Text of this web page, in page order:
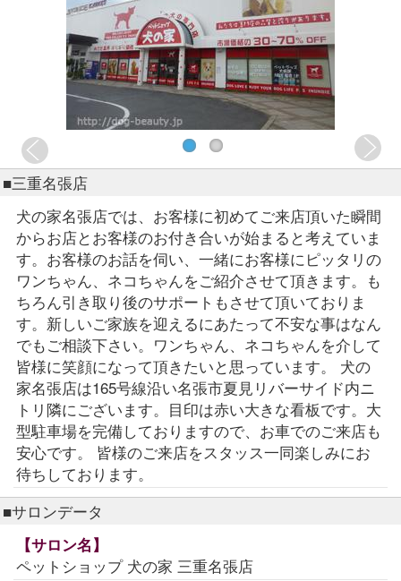
■三重名張店
犬の家名張店では、お客様に初めてご来店頂いた瞬間
からお店とお客様のお付き合いが始まると考えていま
す。お客様のお話を伺い、一緒にお客様にピッタリの
ワンちゃん、ネコちゃんをご紹介させて頂きます。も
ちろん引き取り後のサポートもさせて頂いておりま
す。新しいご家族を迎えるにあたって不安な事はなん
でもご相談下さい。ワンちゃん、ネコちゃんを介して
皆様に笑顔になって頂きたいと思っています。 犬の
家名張店は165号線沿い名張市夏見リバーサイド内ニ
トリ隣にございます。目印は赤い大きな看板です。大
型駐車場を完備しておりますので、お車でのご来店も
安心です。 皆様のご来店をスタッス一同楽しみにお
待ちしております。
■サロンデータ
【サロン名】
ペットショップ 犬の家 三重名張店